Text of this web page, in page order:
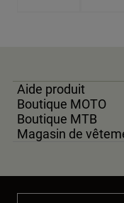
Aide produit
Boutique MOTO
Boutique MTB
Magasin de